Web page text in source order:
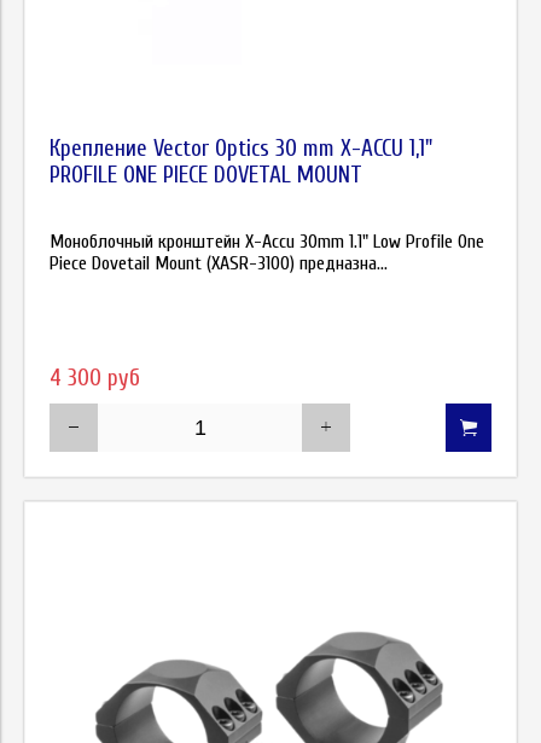
Крепление Vector Optics 30 mm X-ACCU 1,1"
PROFILE ONE PIECE DOVETAL MOUNT
Моноблочный кронштейн X-Accu 30mm 1.1" Low Profile One
Piece Dovetail Mount (XASR-3100) предназна...
4 300 руб